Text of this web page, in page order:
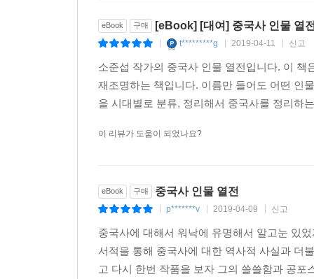
eBook 구매 [eBook] [대여] 중국사 인물 열
t*********g 2019-04-11 신고
소준섭 작가의 중국사 인물 열전입니다. 이 책
재조명하는 책입니다. 이름만 들어도 어떤 인
을 시대별로 분류, 정리해서 중국사를 정리하
이 리뷰가 도움이 되었나요?
eBook 구매 중국사 인물 열전
p*******v 2019-04-09 신고
중국사에 대해서 워낙에 유명해서 알고눈 있
서적을 통해 중국사에 대한 역사적 사실과 더
고 다시 한번 작품을 보자 그의 쓸쓸함과 공